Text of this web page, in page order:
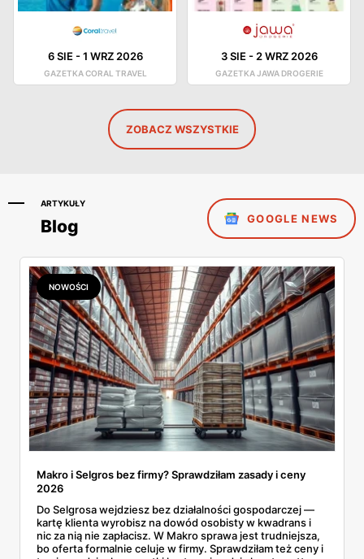
6 SIE -1 WRZ 2026
GAZETKA CORAL TRAVEL
3 SIE - 2 WRZ 2026
GAZETKA JAWA DROGERIE
ZOBACZ WSZYSTKIE
ARTYKUŁY
Blog GOOGLE NEWS
NOWOŚCI
Makro i Selgros bez firmy? Sprawdziłam zasady i ceny
2026
Do Selgrosa wejdziesz bez działalności gospodarczej —
kartę klienta wyrobisz na dowód osobisty w kwadrans i
nic za nią nie zapłacisz. W Makro sprawa jest trudniejsza,
bo oferta formalnie celuje w firmy. Sprawdziłam też ceny i